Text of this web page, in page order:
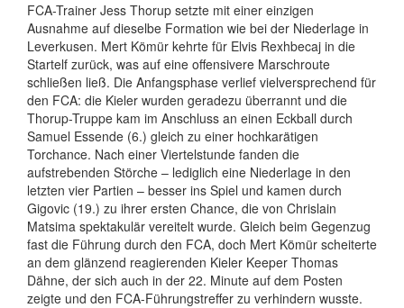
FCA-Trainer Jess Thorup setzte mit einer einzigen
Ausnahme auf dieselbe Formation wie bei der Niederlage in
Leverkusen. Mert Kömür kehrte für Elvis Rexhbecaj in die
Startelf zurück, was auf eine offensivere Marschroute
schließen ließ. Die Anfangsphase verlief vielversprechend für
den FCA: die Kieler wurden geradezu überrannt und die
Thorup-Truppe kam im Anschluss an einen Eckball durch
Samuel Essende (6.) gleich zu einer hochkarätigen
Torchance. Nach einer Viertelstunde fanden die
aufstrebenden Störche – lediglich eine Niederlage in den
letzten vier Partien – besser ins Spiel und kamen durch
Gigovic (19.) zu ihrer ersten Chance, die von Chrislain
Matsima spektakulär vereitelt wurde. Gleich beim Gegenzug
fast die Führung durch den FCA, doch Mert Kömür scheiterte
an dem glänzend reagierenden Kieler Keeper Thomas
Dähne, der sich auch in der 22. Minute auf dem Posten
zeigte und den FCA-Führungstreffer zu verhindern wusste.